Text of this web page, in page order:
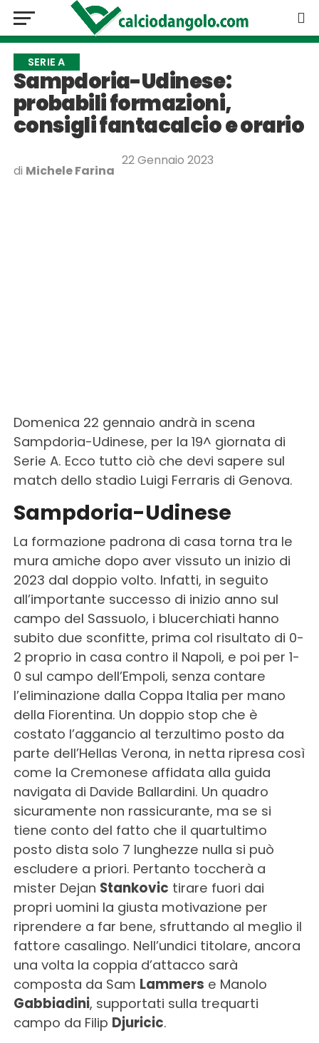
SERIE A
Sampdoria-Udinese:
probabili formazioni,
consigli fantacalcio e orario
di Michele Farina
22 Gennaio 2023
Domenica 22 gennaio andrà in scena
Sampdoria-Udinese, per la 19^ giornata di
Serie A. Ecco tutto ciò che devi sapere sul
match dello stadio Luigi Ferraris di Genova.
Sampdoria-Udinese
La formazione padrona di casa torna tra le
mura amiche dopo aver vissuto un inizio di
2023 dal doppio volto. Infatti, in seguito
all’importante successo di inizio anno sul
campo del Sassuolo, i blucerchiati hanno
subito due sconfitte, prima col risultato di 0-
2 proprio in casa contro il Napoli, e poi per 1-
0 sul campo dell’Empoli, senza contare
l’eliminazione dalla Coppa Italia per mano
della Fiorentina. Un doppio stop che è
costato l’aggancio al terzultimo posto da
parte dell’Hellas Verona, in netta ripresa così
come la Cremonese affidata alla guida
navigata di Davide Ballardini. Un quadro
sicuramente non rassicurante, ma se si
tiene conto del fatto che il quartultimo
posto dista solo 7 lunghezze nulla si può
escludere a priori. Pertanto toccherà a
mister Dejan Stankovic tirare fuori dai
propri uomini la giusta motivazione per
riprendere a far bene, sfruttando al meglio il
fattore casalingo. Nell’undici titolare, ancora
una volta la coppia d’attacco sarà
composta da Sam Lammers e Manolo
Gabbiadini, supportati sulla trequarti
campo da Filip Djuricic.